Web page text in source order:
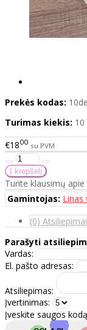
Prekės kodas:
Turimas kiekis: 10
€1800 su PVM
Turite klausimų apie
Gamintojas: Linas
(0) Atsiliepimai
Parašyti
Vardas:
El. pašto adresas:
Atsiliepimas:
Įvertinimas:
Įveskite saugos